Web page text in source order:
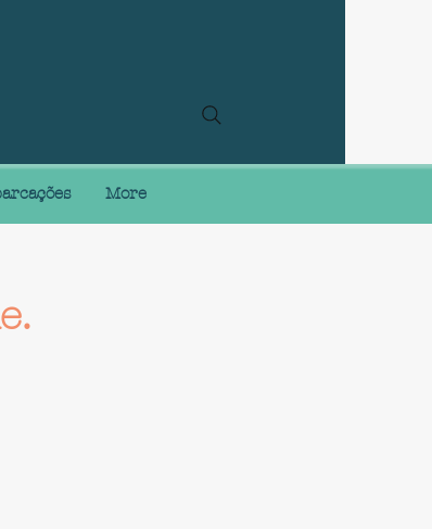
More